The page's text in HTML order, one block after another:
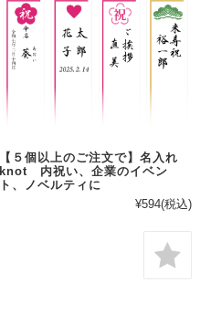
【５個以上のご注文で】名入れ
knot 内祝い、企業のイベン
ト、ノベルティに
¥594(税込)